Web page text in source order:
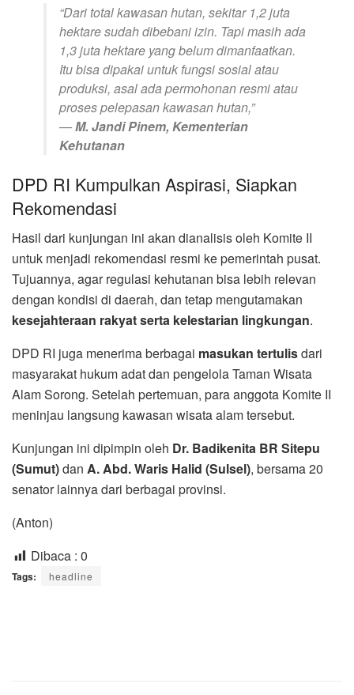
“Dari total kawasan hutan, sekitar 1,2 juta
hektare sudah dibebani izin. Tapi masih ada
1,3 juta hektare yang belum dimanfaatkan.
Itu bisa dipakai untuk fungsi sosial atau
produksi, asal ada permohonan resmi atau
proses pelepasan kawasan hutan,”
—M. Jandi Pinem, Kementerian
Kehutanan
DPD RI Kumpulkan Aspirasi, Siapkan
Rekomendasi
Hasil dari kunjungan ini akan dianalisis oleh Komite II
untuk menjadi rekomendasi resmi ke pemerintah pusat.
Tujuannya, agar regulasi kehutanan bisa lebih relevan
dengan kondisi di daerah, dan tetap mengutamakan
kesejahteraan rakyat serta kelestarian lingkungan.
DPD RI juga menerima berbagai masukan tertulisdari
masyarakat hukum adat dan pengelola Taman Wisata
Alam Sorong. Setelah pertemuan, para anggota Komite II
meninjau langsung kawasan wisata alam tersebut.
Kunjungan ini dipimpin oleh Dr. Badikenita BR Sitepu
(Sumut)dan A. Abd. Waris Halid (Sulsel), bersama 20
senator lainnya dari berbagai provinsi.
(Anton)
Dibaca : 0
Tags: headline